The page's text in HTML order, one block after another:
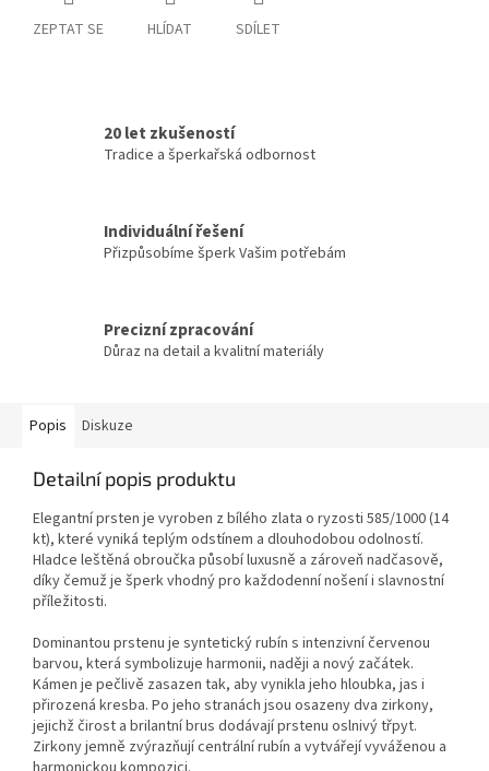
ZEPTAT SE HLÍDAT SDÍLET
20 let zkušeností
Tradice a šperkařská odbornost
Individuální řešení
Přizpůsobíme šperk Vašim potřebám
Precizní zpracování
Důraz na detail a kvalitní materiály
Popis Diskuze
Detailní popis produktu
Elegantní prsten je vyroben z bílého zlata o ryzosti 585/1000 (14
kt), které vyniká teplým odstínem a dlouhodobou odolností.
Hladce leštěná obroučka působí luxusně a zároveň nadčasově,
díky čemuž je šperk vhodný pro každodenní nošení i slavnostní
příležitosti.
Dominantou prstenu je syntetický rubín s intenzivní červenou
barvou, která symbolizuje harmonii, naději a nový začátek.
Kámen je pečlivě zasazen tak, aby vynikla jeho hloubka, jas i
přirozená kresba. Po jeho stranách jsou osazeny dva zirkony,
jejichž čirost a brilantní brus dodávají prstenu oslnivý třpyt.
Zirkony jemně zvýrazňují centrální rubín a vytvářejí vyváženou a